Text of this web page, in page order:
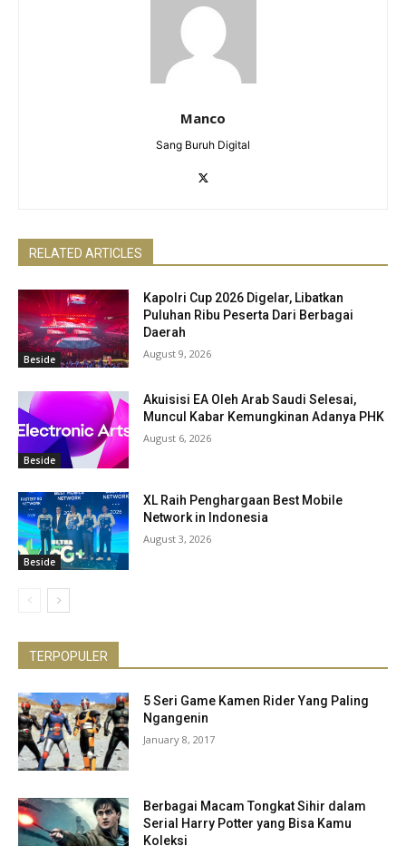
Manco
Sang Buruh Digital
RELATED ARTICLES
Beside
Kapolri Cup 2026 Digelar, Libatkan
Puluhan Ribu Peserta Dari Berbagai
Daerah
August 9, 2026
Beside
Akuisisi EA Oleh Arab Saudi Selesai,
Muncul Kabar Kemungkinan Adanya PHK
August 6, 2026
Beside
XL Raih Penghargaan Best Mobile
Network in Indonesia
August 3, 2026
TERPOPULER
5 Seri Game Kamen Rider Yang Paling
Ngangenin
January 8, 2017
Berbagai Macam Tongkat Sihir dalam
Serial Harry Potter yang Bisa Kamu
Koleksi